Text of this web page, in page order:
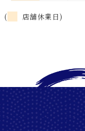
( 店舗休業日)